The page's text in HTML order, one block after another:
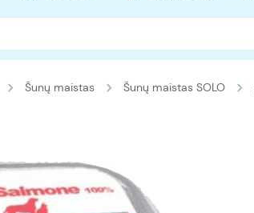
Šunų maistas Šunų maistas SOLO